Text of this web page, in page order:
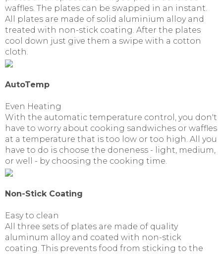
waffles. The plates can be swapped in an instant.
All plates are made of solid aluminium alloy and
treated with non-stick coating. After the plates
cool down just give them a swipe with a cotton
cloth.
AutoTemp
Even Heating
With the automatic temperature control, you don't
have to worry about cooking sandwiches or waffles
at a temperature that is too low or too high. All you
have to do is choose the doneness - light, medium,
or well - by choosing the cooking time.
Non-Stick Coating
Easy to clean
All three sets of plates are made of quality
aluminum alloy and coated with non-stick
coating. This prevents food from sticking to the